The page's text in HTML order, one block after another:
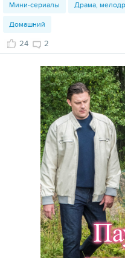
Мини-сериалы Драма,
Домашний
24 2